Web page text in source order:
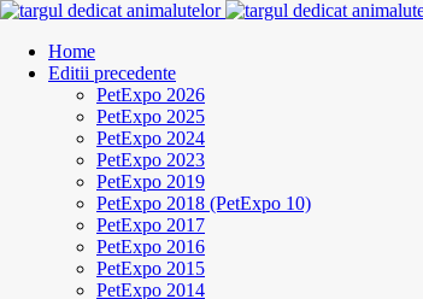
Home
Editii precedente
PetExpo 2026
PetExpo 2025
PetExpo 2024
PetExpo 2023
PetExpo 2019
PetExpo 2018 (PetExpo 10)
PetExpo 2017
PetExpo 2016
PetExpo 2015
PetExpo 2014